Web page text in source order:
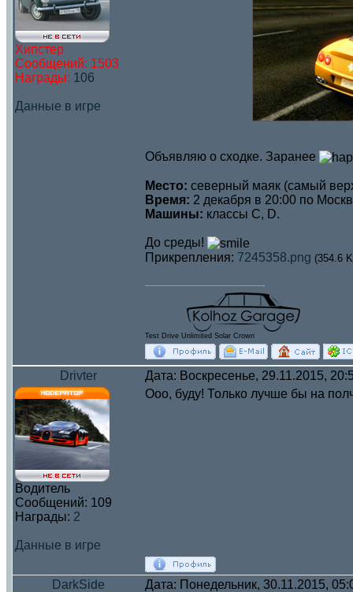
Хипстер
Сообщений: 1503
Награды: 106
Данные в игре
Объявляю о сходке. Заранее
Место: северный маяк (самый
Время: 2 декабря в 20:00 по
Машины: классы C, D.
До среды!
Прикрепления: 7245358.png (354.6
Test Drive Unlimited Solar Crown
Drivter Дата: Воскресенье, 29.11.2015,
Водитель
Сообщений: 109
Награды: 2
Данные в игре
Ооо, буду! Только лучше бы на
DarkSide Дата: Понедельник, 30.11.2015,